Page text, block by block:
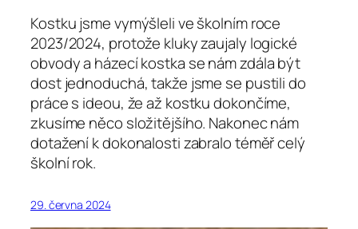
Kostku jsme vymýšleli ve školním roce
2023/2024, protože kluky zaujaly logické
obvody a házecí kostka se nám zdála být
dost jednoduchá, takže jsme se pustili do
práce s ideou, že až kostku dokončíme,
zkusíme něco složitějšího. Nakonec nám
dotažení k dokonalosti zabralo téměř celý
školní rok.
29. června 2024